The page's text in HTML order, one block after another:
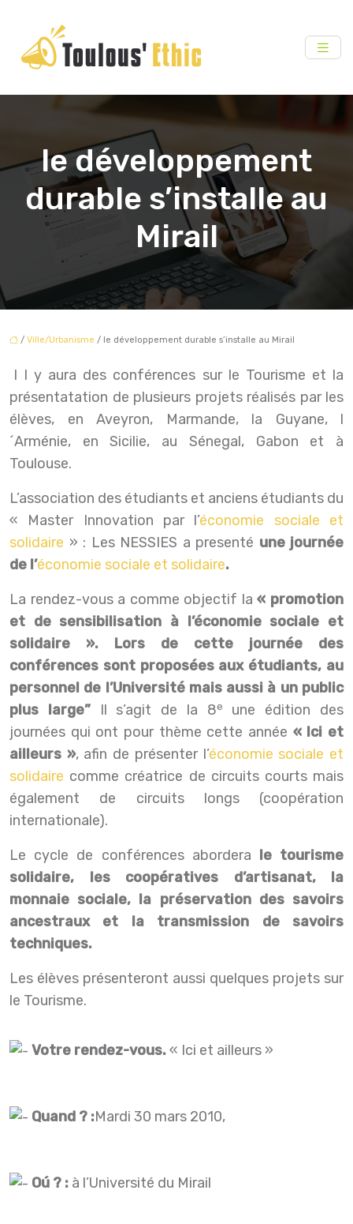
le développement
durable s’installe au
Mirail
/ Ville/Urbanisme / le développement durable s’installe au Mirail
Il y aura des conférences sur le Tourisme et la
présentatation de plusieurs projets réalisés par les
élèves, en Aveyron, Marmande, la Guyane, l
´Arménie, en Sicilie, au Sénegal, Gabon et à
Toulouse.
L’association des étudiants et anciens étudiants du
« Master Innovation par l’économie sociale et
solidaire » : Les NESSIES a presenté une journée
de l’économie sociale et solidaire.
La rendez-vous a comme objectif la« promotion
et de sensibilisation à l’économie sociale et
solidaire ». Lors de cette journée des
conférences sont proposées aux étudiants, au
personnel de l’Université mais aussi à un public
plus large”Il s’agit de la 8e
une édition des
journées qui ont pour thème cette année « Ici et
ailleurs », afin de présenter l’économie sociale et
solidaire comme créatrice de circuits courts mais
également de circuits longs (coopération
internationale).
Le cycle de conférences abordera le tourisme
solidaire, les coopératives d’artisanat, la
monnaie sociale, la préservation des savoirs
ancestraux et la transmission de savoirs
techniques.
Les élèves présenteront aussi quelques projets sur
le Tourisme.
Votre rendez-vous.« Ici et ailleurs »
Quand ? :Mardi 30 mars 2010,
Oú ? : à l’Université du Mirail